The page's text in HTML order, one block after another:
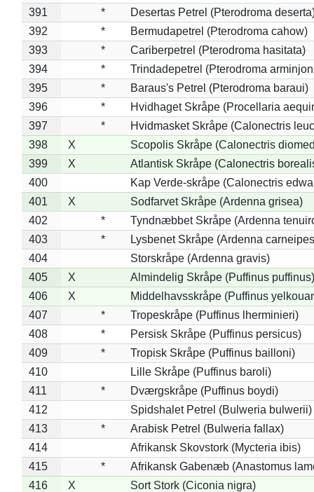
391
*
Desertas Petrel (Pterodroma
392
*
Bermudapetrel (Pterodroma cahow)
393
*
Cariberpetrel (Pterodroma hasitata)
394
*
Trindadepetrel (Pterodroma
395
*
Baraus's Petrel (Pterodroma baraui)
396
*
Hvidhaget Skråpe (Procellaria
397
*
Hvidmasket Skråpe (Calonectris
398
X
Scopolis Skråpe (Calonectris
399
X
Atlantisk Skråpe (Calonectris
400
Kap Verde-skråpe (Calonectris
401
X
Sodfarvet Skråpe (Ardenna grisea)
402
*
Tyndnæbbet Skråpe (Ardenna
403
*
Lysbenet Skråpe (Ardenna
404
Storskråpe (Ardenna gravis)
405
X
Almindelig Skråpe (Puffinus puffinus)
406
X
Middelhavsskråpe (Puffinus
407
*
Tropeskråpe (Puffinus lherminieri)
408
*
Persisk Skråpe (Puffinus persicus)
409
*
Tropisk Skråpe (Puffinus bailloni)
410
Lille Skråpe (Puffinus baroli)
411
*
Dværgskråpe (Puffinus boydi)
412
Spidshalet Petrel (Bulweria bulwerii)
413
*
Arabisk Petrel (Bulweria fallax)
414
Afrikansk Skovstork (Mycteria ibis)
415
*
Afrikansk Gabenæb (Anastomus
416
X
Sort Stork (Ciconia nigra)